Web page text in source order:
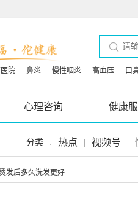
院 鼻炎 慢性咽炎 高血压 口
心理咨询 健康
分类 : 热点 | 视频号 |
发后多久洗发更好